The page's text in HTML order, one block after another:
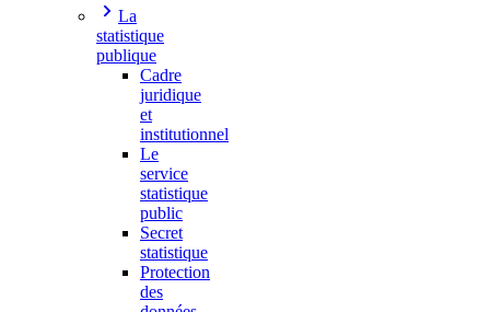
La
statistique
publique
Cadre
juridique
et
institutionnel
Le
service
statistique
public
Secret
statistique
Protection
des